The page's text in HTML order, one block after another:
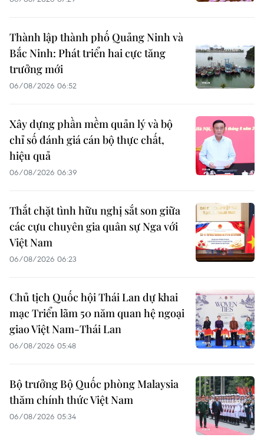
Thành lập thành phố Quảng Ninh và
Bắc Ninh: Phát triển hai cực tăng
trưởng mới
06/08/2026 06:52
Xây dựng phần mềm quản lý và bộ
chỉ số đánh giá cán bộ thực chất,
hiệu quả
06/08/2026 06:39
Thắt chặt tình hữu nghị sắt son giữa
các cựu chuyên gia quân sự Nga với
Việt Nam
06/08/2026 06:23
Chủ tịch Quốc hội Thái Lan dự khai
mạc Triển lãm 50 năm quan hệ ngoại
giao Việt Nam-Thái Lan
06/08/2026 05:48
Bộ trưởng Bộ Quốc phòng Malaysia
thăm chính thức Việt Nam
06/08/2026 05:34